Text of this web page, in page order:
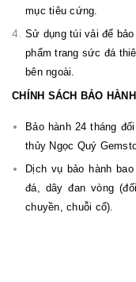
mục tiêu cứng.
Sử dụng túi vải để
phẩm trang sức đá
bên ngoài.
CHÍNH SÁCH BẢO
Bảo hành 24 tháng
thủy Ngọc Quý
Dịch vụ bảo hành
đá, dây đan vòng
chuyền, chuỗi cổ).